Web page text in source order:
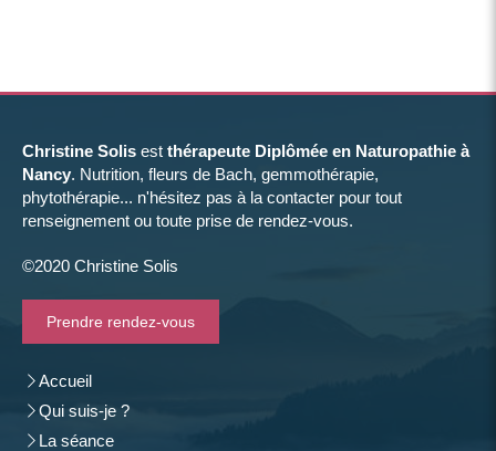
Christine Solis est thérapeute Diplômée en Naturopathie à
Nancy. Nutrition, fleurs de Bach, gemmothérapie,
phytothérapie... n'hésitez pas à la contacter pour tout
renseignement ou toute prise de rendez-vous.
©2020 Christine Solis
Prendre rendez-vous
Accueil
Qui suis-je ?
La séance